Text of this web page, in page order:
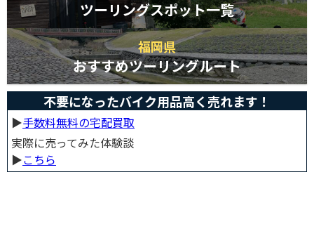
ツーリングスポット一覧
福岡県
おすすめツーリングルート
不要になったバイク用品高く売れます！
▶︎手数料無料の宅配買取
実際に売ってみた体験談
▶︎こちら